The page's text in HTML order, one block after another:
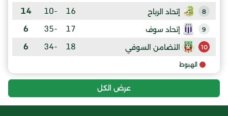
8 إتحاد الرباح 16
-10
14
9 إتحاد سوف 17
-35
6
10 التضامن السوفي 18
-34
6
الهبوط
عرض الكل